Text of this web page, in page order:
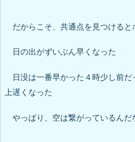
だからこそ、共通点を見つけると
日の出がずいぶん早くなった
日没は一番早かった４時少し前だ
上遅くなった
やっぱり、空は繋がっているんだ